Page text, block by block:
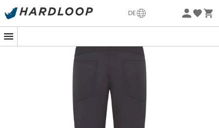
DE
Sommerangebote🔥 -5% EXTRA ab 2 Produkten* Code